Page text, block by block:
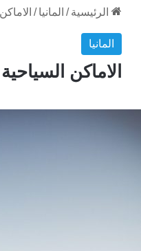
الرئيسية / المانيا /
المانيا
الاماكن